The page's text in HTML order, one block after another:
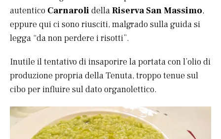
autentico Carnaroli dellaRiserva San Massimo,
eppure qui ci sono riusciti, malgrado sulla guida si
legga “da non perdere i risotti”.
Inutile il tentativo di insaporire la portata con l’olio di
produzione propria della Tenuta, troppo tenue sul
cibo per influire sul dato organolettico.